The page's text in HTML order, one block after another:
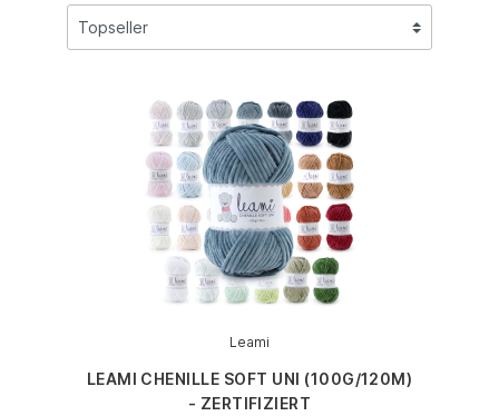
Leami
LEAMI CHENILLE SOFT UNI (100G/120M)
- ZERTIFIZIERT